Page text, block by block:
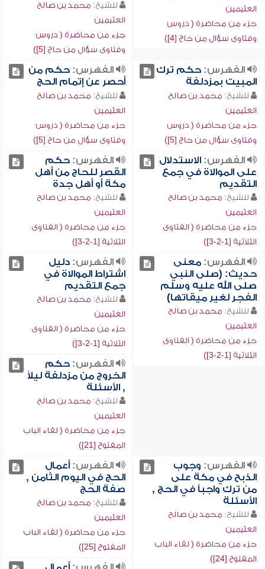
العثيمين
جزء من محاضرة ( دروس
وفتاوى سؤال من حاج [4])
للشيخ: محمد بن صالح
العثيمين
جزء من محاضرة ( دروس
وفتاوى سؤال من حاج [5])
الفهرس:حكم ترك
المبيت بمزدلفة
للشيخ: محمد بن صالح
العثيمين
جزء من محاضرة ( دروس
وفتاوى سؤال من حاج [5])
الفهرس:حكم من
أحصر عن إتمام الحج
للشيخ: محمد بن صالح
العثيمين
جزء من محاضرة ( دروس
وفتاوى سؤال من حاج [5])
الفهرس:الاستدلال
على الموالاة في جمع
التقديم
للشيخ: محمد بن صالح
العثيمين
جزء من محاضرة ( الفتاوى
الثلاثية [1-2-3])
الفهرس:حكم
القصر للحاج من أهل
مكة أو أهل جدة
للشيخ: محمد بن صالح
العثيمين
جزء من محاضرة ( الفتاوى
الثلاثية [1-2-3])
الفهرس:معنى
حديث: (صلى النبي
صلى الله عليه وسلم
الفجر لغير ميقاتها)
للشيخ: محمد بن صالح
العثيمين
جزء من محاضرة ( الفتاوى
الثلاثية [1-2-3])
الفهرس:دليل
اشتراط الموالاة في
جمع التقديم
للشيخ: محمد بن صالح
العثيمين
جزء من محاضرة ( الفتاوى
الثلاثية [1-2-3])
الفهرس:حكم
الخروج من مزدلفة ليلاً
, الأسئلة
للشيخ: محمد بن صالح
العثيمين
جزء من محاضرة ( لقاء الباب
المفتوح [21])
الفهرس: وجوب
الذبح في مكة على
من ترك واجباً في الحج ,
الأسئلة
للشيخ: محمد بن صالح
العثيمين
جزء من محاضرة ( لقاء الباب
المفتوح [24])
الفهرس:أعمال
الحج في اليوم الثامن ,
صفة الحج
للشيخ: محمد بن صالح
العثيمين
جزء من محاضرة ( لقاء الباب
المفتوح [25])